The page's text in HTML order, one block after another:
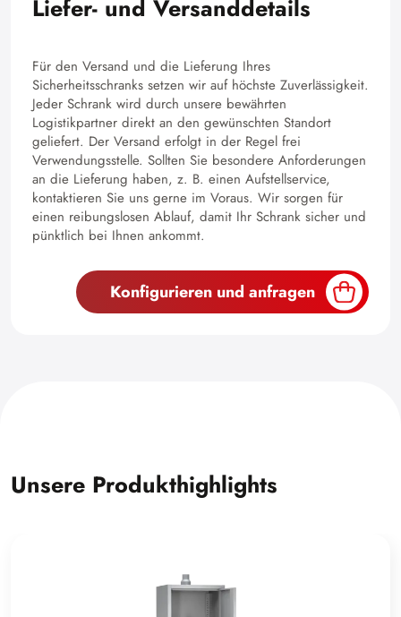
Liefer- und Versanddetails
Für den Versand und die Lieferung Ihres
Sicherheitsschranks setzen wir auf höchste Zuverlässigkeit.
Jeder Schrank wird durch unsere bewährten
Logistikpartner direkt an den gewünschten Standort
geliefert. Der Versand erfolgt in der Regel frei
Verwendungsstelle. Sollten Sie besondere Anforderungen
an die Lieferung haben, z. B. einen Aufstellservice,
kontaktieren Sie uns gerne im Voraus. Wir sorgen für
einen reibungslosen Ablauf, damit Ihr Schrank sicher und
pünktlich bei Ihnen ankommt.
Konfigurieren und anfragen
Unsere Produkthighlights